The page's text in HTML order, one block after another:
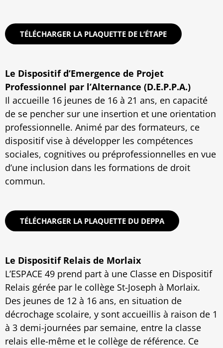
TÉLÉCHARGER LA PLAQUETTE DE L’ÉTAPE
Le Dispositif d’Emergence de Projet
Professionnel par l’Alternance (D.E.P.P.A.)
Il accueille 16 jeunes de 16 à 21 ans, en capacité
de se pencher sur une insertion et une orientation
professionnelle. Animé par des formateurs, ce
dispositif vise à développer les compétences
sociales, cognitives ou préprofessionnelles en vue
d’une inclusion dans les formations de droit
commun.
TÉLÉCHARGER LA PLAQUETTE DU DEPPA
Le Dispositif Relais de Morlaix
L’ESPACE 49 prend part à une Classe en Dispositif
Relais gérée par le collège St-Joseph à Morlaix.
Des jeunes de 12 à 16 ans, en situation de
décrochage scolaire, y sont accueillis à raison de 1
à 3 demi-journées par semaine, entre la classe
relais elle-même et le collège de référence. Ce